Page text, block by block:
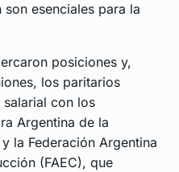
esenciales para la
posiciones y,
los paritarios
con los
Argentina de la
la Federación Argentina
(FAEC), que